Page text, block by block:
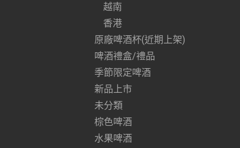
越南
香港
原廠啤酒杯(近期上架)
啤酒禮盒/禮品
季節限定啤酒
新品上市
未分類
棕色啤酒
水果啤酒